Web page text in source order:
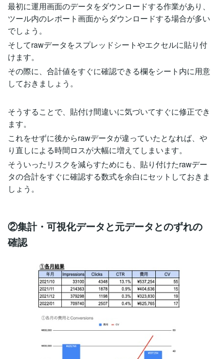
最初に運用画面のデータをダウンロードする作業があり、
ツール内のレポート画面からダウンロードする場合が多い
でしょう。
そしてrawデータをスプレッドシートやエクセルに貼り付
けます。
その際に、合計値をすぐに確認できる欄をシート内に用意
しておきましょう。
そうすることで、貼付け間違いに気づいてすぐに修正でき
ます。
これをせずに後からrawデータが違っていたとなれば、や
り直しによる時間ロスが大幅に増えてしまいます。
そういったリスクを減らすためにも、貼り付けたrawデー
タの合計をすぐに確認する数式を余白にセットしておきま
しょう。
②集計・可視化データと元データとのずれの
確認